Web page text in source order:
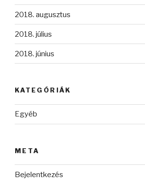
2018. augusztus
2018. július
2018. június
KATEGÓRIÁK
Egyéb
META
Bejelentkezés